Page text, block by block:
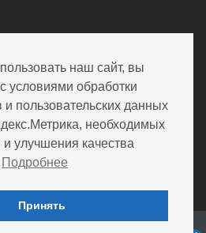
137
2Gis или Автоточках и получи
наш сайт, вы
условиями обработки
пользовательских данных
необходимых
и улучшения качества
Подробнее
Принять